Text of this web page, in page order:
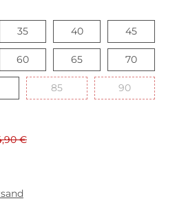
3535 4040 4545
6060 6565 7070
8585 9090
€